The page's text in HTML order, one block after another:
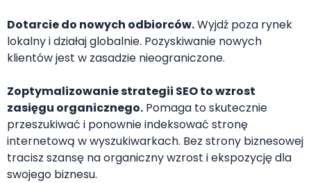
Dotarcie do nowych odbiorców.Wyjdź poza rynek
lokalny i działaj globalnie. Pozyskiwanie nowych
klientów jest w zasadzie nieograniczone.
Zoptymalizowanie strategii SEO to wzrost
zasięgu organicznego. Pomaga to skutecznie
przeszukiwać i ponownie indeksować stronę
internetową w wyszukiwarkach. Bez strony biznesowej
tracisz szansę na organiczny wzrost i ekspozycję dla
swojego biznesu.